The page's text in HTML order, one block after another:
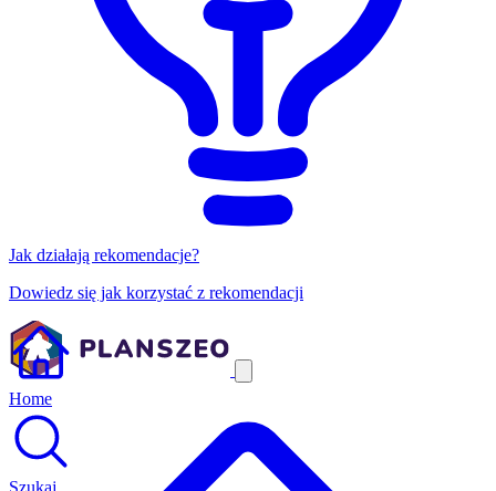
Jak działają rekomendacje?
Dowiedz się jak korzystać z rekomendacji
Home
Szukaj